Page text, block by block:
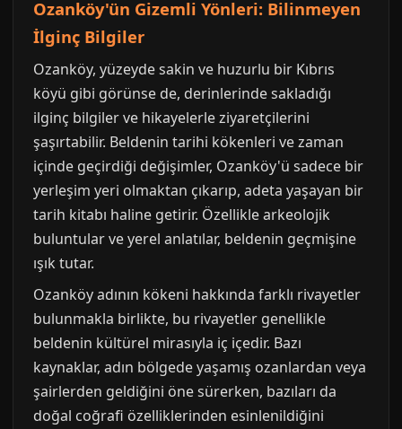
Ozanköy'ün Gizemli Yönleri: Bilinmeyen
İlginç Bilgiler
Ozanköy, yüzeyde sakin ve huzurlu bir Kıbrıs
köyü gibi görünse de, derinlerinde sakladığı
ilginç bilgiler ve hikayelerle ziyaretçilerini
şaşırtabilir. Beldenin tarihi kökenleri ve zaman
içinde geçirdiği değişimler, Ozanköy'ü sadece bir
yerleşim yeri olmaktan çıkarıp, adeta yaşayan bir
tarih kitabı haline getirir. Özellikle arkeolojik
buluntular ve yerel anlatılar, beldenin geçmişine
ışık tutar.
Ozanköy adının kökeni hakkında farklı rivayetler
bulunmakla birlikte, bu rivayetler genellikle
beldenin kültürel mirasıyla iç içedir. Bazı
kaynaklar, adın bölgede yaşamış ozanlardan veya
şairlerden geldiğini öne sürerken, bazıları da
doğal coğrafi özelliklerinden esinlenildiğini